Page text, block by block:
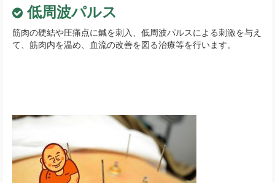
低周波パルス
筋肉の硬結や圧痛点に鍼を刺入、低周波パルスによる刺激を与え
て、筋肉内を温め、血流の改善を図る治療等を行います。